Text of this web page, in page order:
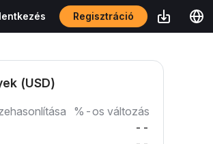
Regisztráció
(USD)
%-os változás
--